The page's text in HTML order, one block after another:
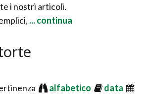
i nostri articoli.
... continua
alfabetico data